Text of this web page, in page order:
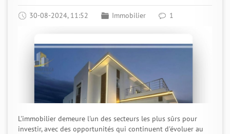
30-08-2024, 11:52 Immobilier 1
L'immobilier demeure l'un des secteurs les plus sûrs pour
investir, avec des opportunités qui continuent d'évoluer au